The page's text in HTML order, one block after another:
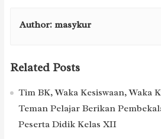
Author: masykur
Related Posts
Tim BK, Waka Kesiswaan, Waka
Teman Pelajar Berikan
Peserta Didik Kelas XII